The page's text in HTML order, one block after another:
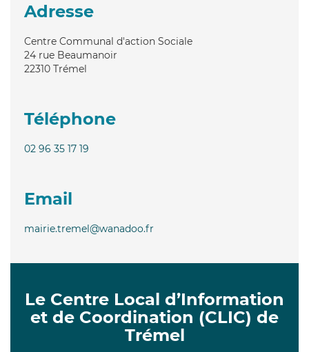
Adresse
Centre Communal d'action Sociale
24 rue Beaumanoir
22310 Trémel
Téléphone
02 96 35 17 19
Email
mairie.tremel@wanadoo.fr
Le Centre Local d’Information
et de Coordination (CLIC) de
Trémel